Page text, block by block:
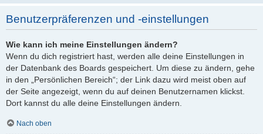
Benutzerpräferenzen und -einstellungen
Wie kann ich meine Einstellungen ändern?
Wenn du dich registriert hast, werden alle deine Einstellungen in
der Datenbank des Boards gespeichert. Um diese zu ändern, gehe
in den „Persönlichen Bereich“; der Link dazu wird meist oben auf
der Seite angezeigt, wenn du auf deinen Benutzernamen klickst.
Dort kannst du alle deine Einstellungen ändern.
Nach oben